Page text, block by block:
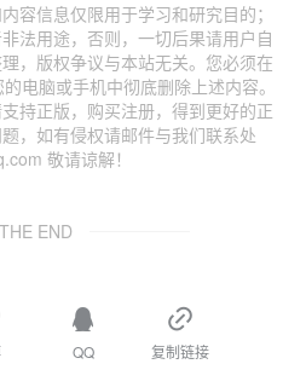
容信息仅限用于学习和研究目的；
法用途，否则，一切后果请用户自
，版权争议与本站无关。您必须在
电脑或手机中彻底删除上述内容。
持正版，购买注册，得到更好的正
，如有侵权请邮件与我们联系处
敬请谅解！
THE END
QQ 复制链接